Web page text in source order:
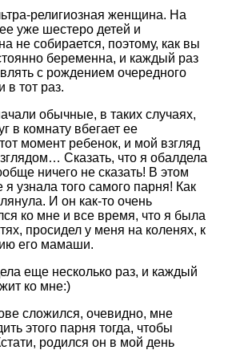
религиозная женщина. На
уже шестеро детей и
не собирается, поэтому, как вы
беременна, и каждый раз
с рождением очередного
в тот раз.
обычные, в таких случаях,
в комнату вбегает ее
момент ребенок, и мой взгляд
Сказать, что я обалдела
ничего не сказать! В этом
узнала того самого парня! Как
И он как-то очень
ко мне и все время, что я была
просидел у меня на коленях, к
его мамаши.
еще несколько раз, и каждый
ко мне:)
сложился, очевидно, мне
этого парня тогда, чтобы
родился он в мой день